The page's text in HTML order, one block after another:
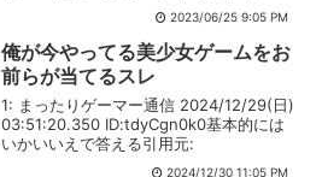
目。"ジェノサイド編"のスプラッター描
写はトラウマにギ...
2023/06/25 9:05 PM
俺が今やってる美少女ゲームをお
前らが当てるスレ
1: まったりゲーマー通信 2024/12/29(日)
03:51:20.350 ID:tdyCgn0k0基本的には
いかいいえで答える引用元:
2024/12/30 11:05 PM